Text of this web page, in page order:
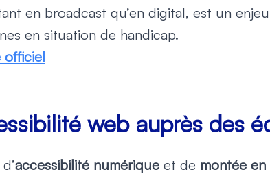
en broadcast qu’en digital, est un
en situation de handicap.
officiel
web auprès des
accessibilité numérique et de montée